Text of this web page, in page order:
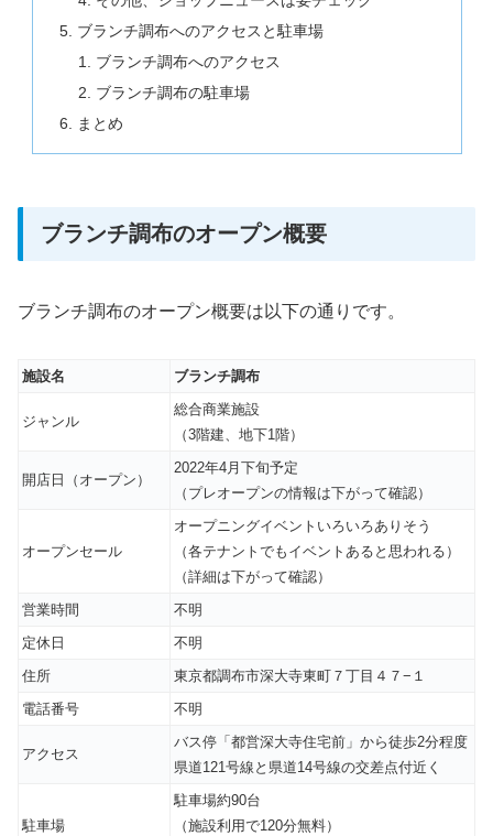
ブランチ調布へのアクセスと駐車場
ブランチ調布へのアクセス
ブランチ調布の駐車場
まとめ
ブランチ調布のオープン概要
ブランチ調布のオープン概要は以下の通りです。
施設名 ブランチ調布
ジャンル
総合商業施設
（3階建、地下1階）
開店日（オープン）
2022年4月下旬予定
（プレオープンの情報は下がって確認）
オープンセール
オープニングイベントいろいろありそう
（各テナントでもイベントあると思われる）
（詳細は下がって確認）
営業時間
不明
定休日
不明
住所
東京都調布市深大寺東町７丁目４７−１
電話番号
不明
アクセス
バス停「都営深大寺住宅前」から徒歩2分程度
県道121号線と県道14号線の交差点付近く
駐車場
駐車場約90台
（施設利用で120分無料）